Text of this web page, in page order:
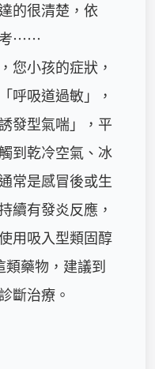
的很清楚，依
考⋯⋯
您小孩的症狀，
呼吸道過敏」，
發型氣喘」，平
到乾冷空氣、冰
常是感冒後或生
續有發炎反應，
用吸入型類固醇
類藥物，建議到
斷治療。